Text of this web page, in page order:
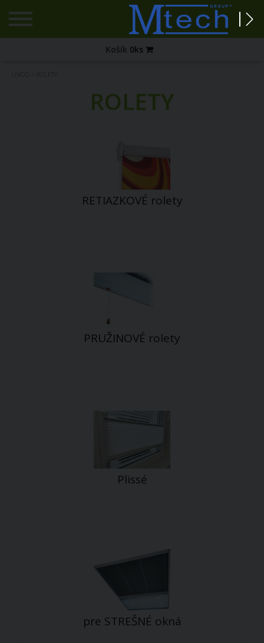
Košík 0ks
ROLETY
RETIAZKOVÉ rolety
PRUŽINOVÉ rolety
Plissé
pre STREŠNÉ okná